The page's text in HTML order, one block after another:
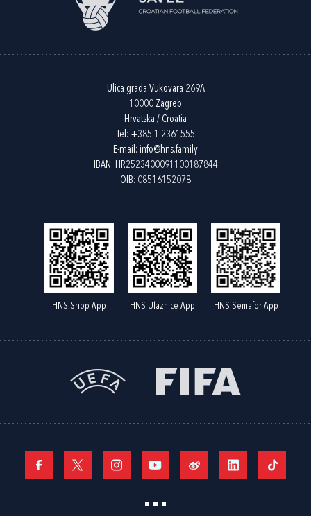
Ulica grada Vukovara 269A
10000 Zagreb
Hrvatska / Croatia
Tel: +385 1 2361555
E-mail: info@hns.family
IBAN: HR2523400091100187844
OIB: 08516152078
HNS Shop App HNS Ulaznice App HNS Semafor App